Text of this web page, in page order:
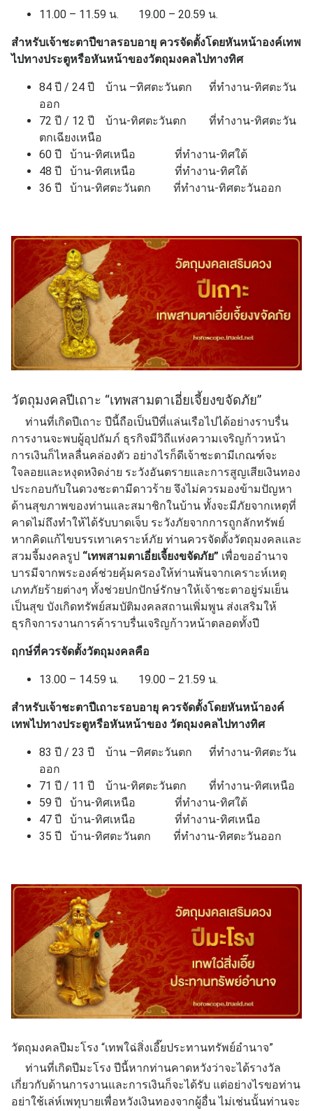
11.00 – 11.59 น. 19.00 – 20.59 น.
สำหรับเจ้าชะตาปีขาลรอบอายุ ควรจัดตั้งโดยหันหน้าองค์เทพ
ไปทางประตูหรือหันหน้าของวัตถุมงคลไปทางทิศ
84 ปี / 24 ปี บ้าน –ทิศตะวันตก ที่ทำงาน-ทิศตะวัน
ออก
72 ปี / 12 ปี บ้าน-ทิศตะวันตก ที่ทำงาน-ทิศตะวัน
ตกเฉียงเหนือ
60 ปี บ้าน-ทิศเหนือ ที่ทำงาน-ทิศใต้
48 ปี บ้าน-ทิศเหนือ ที่ทำงาน-ทิศใต้
36 ปี บ้าน-ทิศตะวันตก ที่ทำงาน-ทิศตะวันออก
วัตถุมงคลปีเถาะ “เทพสามตาเอี่ยเจี้ยงขจัดภัย”
ท่านที่เกิดปีเถาะ ปีนี้ถือเป็นปีที่แล่นเรือไปได้อย่างราบรื่น
การงานจะพบผู้อุปถัมภ์ ธุรกิจมีวิถีแห่งความเจริญก้าวหน้า
การเงินก็ไหลลื่นคล่องตัว อย่างไรก็ดีเจ้าชะตามีเกณฑ์จะ
ใจลอยและหงุดหงิดง่าย ระวังอันตรายและการสูญเสียเงินทอง
ประกอบกับในดวงชะตามีดาวร้าย จึงไม่ควรมองข้ามปัญหา
ด้านสุขภาพของท่านและสมาชิกในบ้าน ทั้งจะมีภัยจากเหตุที่
คาดไม่ถึงทำให้ได้รับบาดเจ็บ ระวังภัยจากการถูกลักทรัพย์
หากคิดแก้ไขบรรเทาเคราะห์ภัย ท่านควรจัดตั้งวัตถุมงคลและ
สวมจี้มงคลรูป “เทพสามตาเอี่ยเจี้ยงขจัดภัย” เพื่อขออำนาจ
บารมีจากพระองค์ช่วยคุ้มครองให้ท่านพ้นจากเคราะห์เหตุ
เภทภัยร้ายต่างๆ ทั้งช่วยปกปักษ์รักษาให้เจ้าชะตาอยู่ร่มเย็น
เป็นสุข บังเกิดทรัพย์สมบัติมงคลสถานเพิ่มพูน ส่งเสริมให้
ธุรกิจการงานการค้าราบรื่นเจริญก้าวหน้าตลอดทั้งปี
ฤกษ์ที่ควรจัดตั้งวัตถุมงคลคือ
13.00 – 14.59 น. 19.00 – 21.59 น.
สำหรับเจ้าชะตาปีเถาะรอบอายุ ควรจัดตั้งโดยหันหน้าองค์
เทพไปทางประตูหรือหันหน้าของ วัตถุมงคลไปทางทิศ
83 ปี / 23 ปี บ้าน –ทิศตะวันตก ที่ทำงาน-ทิศตะวัน
ออก
71 ปี / 11 ปี บ้าน-ทิศตะวันตก ที่ทำงาน-ทิศเหนือ
59 ปี บ้าน-ทิศเหนือ ที่ทำงาน-ทิศใต้
47 ปี บ้าน-ทิศเหนือ ที่ทำงาน-ทิศเหนือ
35 ปี บ้าน-ทิศตะวันตก ที่ทำงาน-ทิศตะวันออก
วัตถุมงคลปีมะโรง “เทพใฉ่สิ่งเอี๊ยประทานทรัพย์อำนาจ”
ท่านที่เกิดปีมะโรง ปีนี้หากท่านคาดหวังว่าจะได้รางวัล
เกี่ยวกับด้านการงานและการเงินก็จะได้รับ แต่อย่างไรขอท่าน
อย่าใช้เล่ห์เพทุบายเพื่อหวังเงินทองจากผู้อื่น ไม่เช่นนั้นท่านจะ